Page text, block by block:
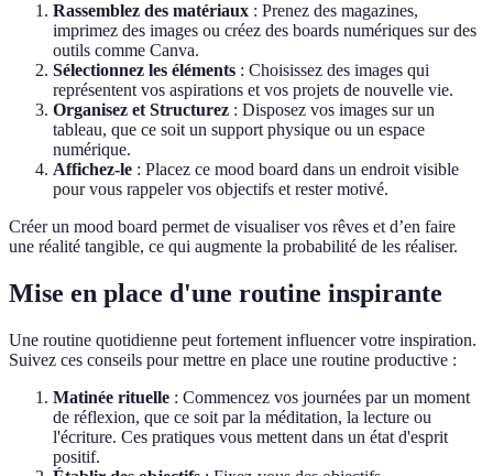
Rassemblez des matériaux : Prenez des magazines,
imprimez des images ou créez des boards numériques sur des
outils comme Canva.
Sélectionnez les éléments : Choisissez des images qui
représentent vos aspirations et vos projets de nouvelle vie.
Organisez et Structurez : Disposez vos images sur un
tableau, que ce soit un support physique ou un espace
numérique.
Affichez-le : Placez ce mood board dans un endroit visible
pour vous rappeler vos objectifs et rester motivé.
Créer un mood board permet de visualiser vos rêves et d’en faire
une réalité tangible, ce qui augmente la probabilité de les réaliser.
Mise en place d'une routine inspirante
Une routine quotidienne peut fortement influencer votre inspiration.
Suivez ces conseils pour mettre en place une routine productive :
Matinée rituelle : Commencez vos journées par un moment
de réflexion, que ce soit par la méditation, la lecture ou
l'écriture. Ces pratiques vous mettent dans un état d'esprit
positif.